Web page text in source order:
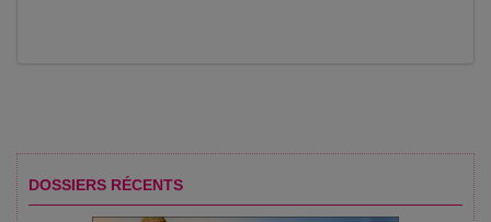
DOSSIERS RÉCENTS